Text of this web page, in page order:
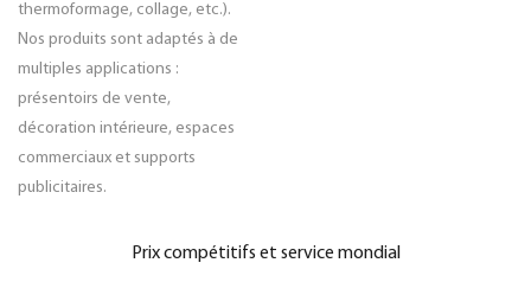
thermoformage, collage, etc.).
Nos produits sont adaptés à de
multiples applications :
présentoirs de vente,
décoration intérieure, espaces
commerciaux et supports
publicitaires.
Prix ​​compétitifs et service mondial